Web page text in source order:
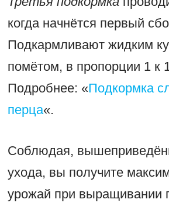
когда начнётся первый
Подкармливают жидким
помётом, в пропорции 1 к
Подробнее: «Подкормка
перца«.
Соблюдая,
ухода, вы получите
урожай при выращивании